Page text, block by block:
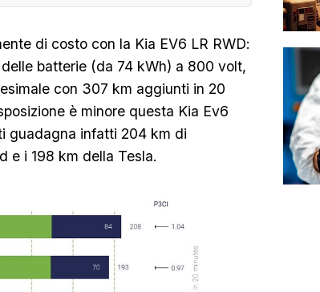
di costo con la Kia EV6 LR RWD:
batterie (da 74 kWh) a 800 volt,
con 307 km aggiunti in 20
è minore questa Kia Ev6
guadagna infatti 204 km di
e i 198 km della Tesla.